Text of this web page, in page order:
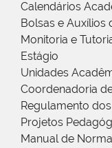
Calendários
Bolsas e Auxílios
Monitoria e
Estágio
Unidades
Coordenadoria
Regulamento
Projetos
Manual de